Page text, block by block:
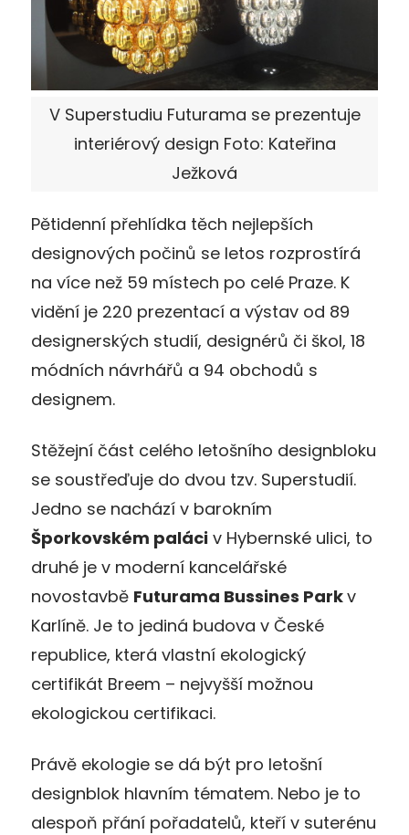
V Superstudiu Futurama se prezentuje
interiérový design Foto: Kateřina
Ježková
Pětidenní přehlídka těch nejlepších
designových počinů se letos rozprostírá
na více než 59 místech po celé Praze. K
vidění je 220 prezentací a výstav od 89
designerských studií, designérů či škol, 18
módních návrhářů a 94 obchodů s
designem.
Stěžejní část celého letošního designbloku
se soustřeďuje do dvou tzv. Superstudií.
Jedno se nachází v barokním
Šporkovském paláci v Hybernské ulici, to
druhé je v moderní kancelářské
novostavbě Futurama Bussines Parkv
Karlíně. Je to jediná budova v České
republice, která vlastní ekologický
certifikát Breem – nejvyšší možnou
ekologickou certifikaci.
Právě ekologie se dá být pro letošní
designblok hlavním tématem. Nebo je to
alespoň přání pořadatelů, kteří v suterénu